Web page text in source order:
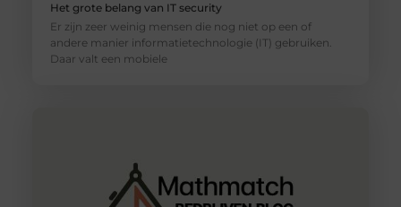
Het grote belang van IT security
Er zijn zeer weinig mensen die nog niet op een of
andere manier informatietechnologie (IT) gebruiken.
Daar valt een mobiele